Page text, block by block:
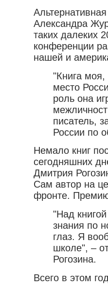
Александра
таких далеких
конференции
нашей и
"Книга моя,
место
роль она
писатель,
России по
Немало книг
сегодняшних
Дмитрия
Сам автор на
фронте. Премию
"Над
знания по
глаз. Я
школе", –
Рогозина.
Всего в этом